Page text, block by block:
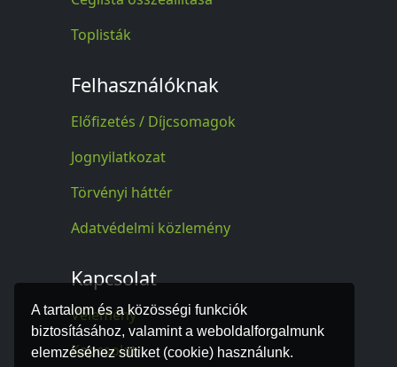
A tartalom és a közösségi funkciók
biztosításához, valamint a weboldalforgalmunk
elemzéséhez sütiket (cookie) használunk.
Toplisták
Felhasználóknak
Előfizetés / Díjcsomagok
Jognyilatkozat
Törvényi háttér
Adatvédelmi közlemény
Kapcsolat
Vélemény
Kapcsolat